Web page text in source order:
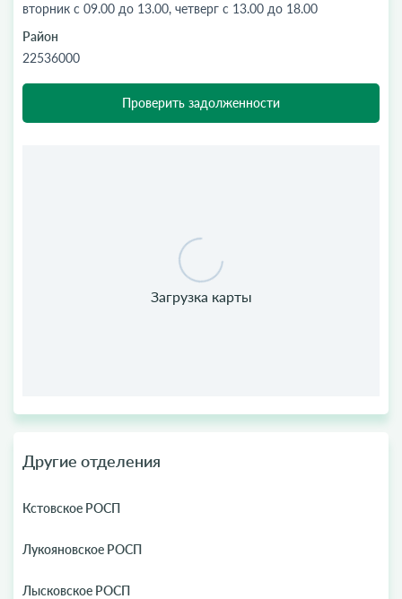
вторник с 09.00 до 13.00, четверг с 13.00 до 18.00
Район
22536000
Проверить задолженности
Другие отделения
Кстовское РОСП
Лукояновское РОСП
Лысковское РОСП